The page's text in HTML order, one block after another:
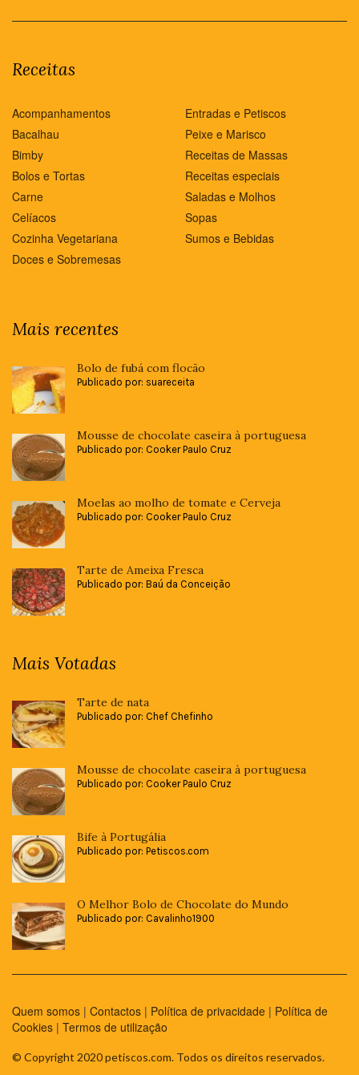
Receitas
Acompanhamentos
Bacalhau
Bimby
Bolos e Tortas
Carne
Celíacos
Cozinha Vegetariana
Doces e Sobremesas
Entradas e Petiscos
Peixe e Marisco
Receitas de Massas
Receitas especiais
Saladas e Molhos
Sopas
Sumos e Bebidas
Mais recentes
Bolo de fubá com flocão
Publicado por: suareceita
Mousse de chocolate caseira à portuguesa
Publicado por: Cooker Paulo Cruz
Moelas ao molho de tomate e Cerveja
Publicado por: Cooker Paulo Cruz
Tarte de Ameixa Fresca
Publicado por: Baú da Conceição
Mais Votadas
Tarte de nata
Publicado por: Chef Chefinho
Mousse de chocolate caseira à portuguesa
Publicado por: Cooker Paulo Cruz
Bife à Portugália
Publicado por: Petiscos.com
O Melhor Bolo de Chocolate do Mundo
Publicado por: Cavalinho1900
Quem somos | Contactos | Política de privacidade | Política de
Cookies | Termos de utilização
© Copyright 2020 petiscos.com. Todos os direitos reservados.